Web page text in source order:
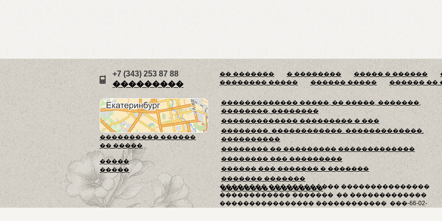
�� ������� � �������� ����� � ������
�������� �����
������ ����� ������ ��
������������� �����, �� �����, �������,
��������, ��������
������������� ��������� � ���
��������. ������������. �������������.
����������
�������� �� ��������� �������������
�������� ��� ���������
������ ��� ������� � �������
������� �������
�������� ���������
���������� ������
�� �����
�����
�����
�������� ������������ ���������������
������������ ������� �� �������������
���������������� ������������ ���-66-02-
+7 (343) 253 87 88
���������